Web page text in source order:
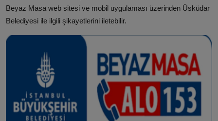
Beyaz Masa web sitesi ve mobil uygulaması üzerinden Üsküdar
Belediyesi ile ilgili şikayetlerini iletebilir.